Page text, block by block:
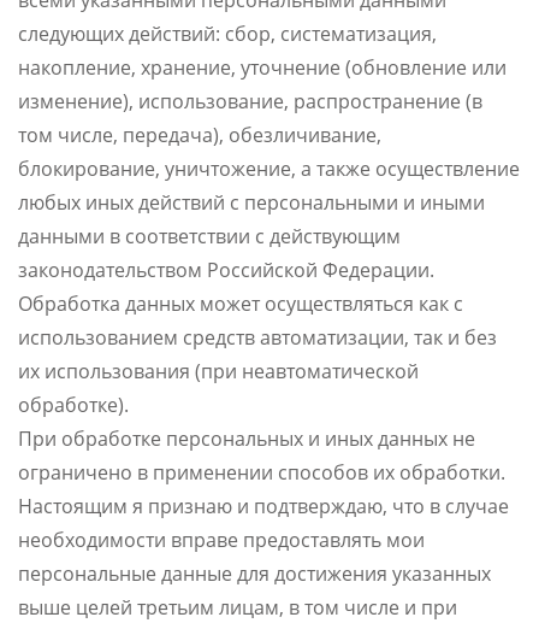
следующих действий: сбор, систематизация,
накопление, хранение, уточнение (обновление или
изменение), использование, распространение (в
том числе, передача), обезличивание,
блокирование, уничтожение, а также осуществление
любых иных действий с персональными и иными
данными в соответствии с действующим
законодательством Российской Федерации.
Обработка данных может осуществляться как с
использованием средств автоматизации, так и без
их использования (при неавтоматической
обработке).
При обработке персональных и иных данных не
ограничено в применении способов их обработки.
Настоящим я признаю и подтверждаю, что в случае
необходимости вправе предоставлять мои
персональные данные для достижения указанных
выше целей третьим лицам, в том числе и при